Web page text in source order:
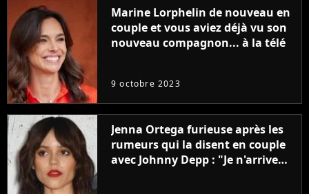
Marine Lorphelin de nouveau en
couple et vous aviez déjà vu son
nouveau compagnon... à la télé
9 octobre 2023
Jenna Ortega furieuse après les
rumeurs qui la disent en couple
avec Johnny Depp : "Je n'arrive